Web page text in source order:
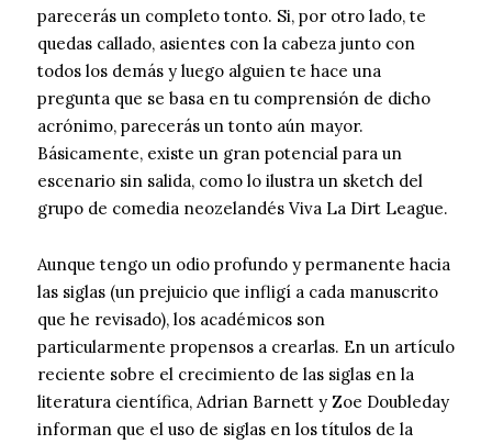
parecerás un completo tonto. Si, por otro lado, te
quedas callado, asientes con la cabeza junto con
todos los demás y luego alguien te hace una
pregunta que se basa en tu comprensión de dicho
acrónimo, parecerás un tonto aún mayor.
Básicamente, existe un gran potencial para un
escenario sin salida, como lo ilustra un sketch del
grupo de comedia neozelandés Viva La Dirt League.
Aunque tengo un odio profundo y permanente hacia
las siglas (un prejuicio que infligí a cada manuscrito
que he revisado), los académicos son
particularmente propensos a crearlas. En un artículo
reciente sobre el crecimiento de las siglas en la
literatura científica, Adrian Barnett y Zoe Doubleday
informan que el uso de siglas en los títulos de la